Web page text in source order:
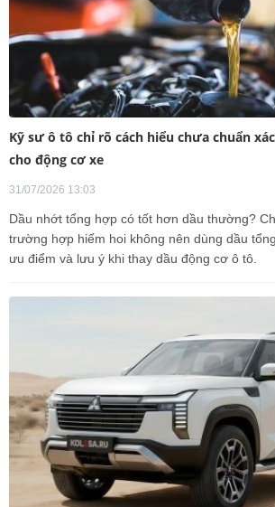
Kỹ sư ô tô chỉ rõ cách hiểu chưa chuẩn
cho động cơ xe
31/07/2026 13:03
Dầu nhớt tổng hợp có tốt hơn dầu thường?
trường hợp hiếm hoi không nên dùng dầu
ưu điểm và lưu ý khi thay dầu động cơ ô tô.